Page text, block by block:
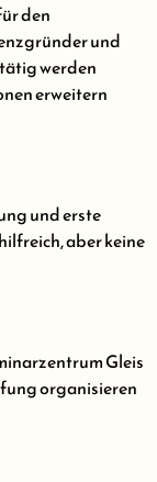
den
und
werden
erweitern
und erste
aber keine
Gleis
organisieren